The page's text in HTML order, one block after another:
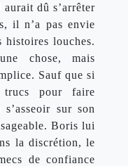
dû s’arrêter
il n’a pas envie
histoires louches.
chose, mais
Sauf que si
trucs pour faire
sur son
Boris lui
la discrétion, le
de confiance